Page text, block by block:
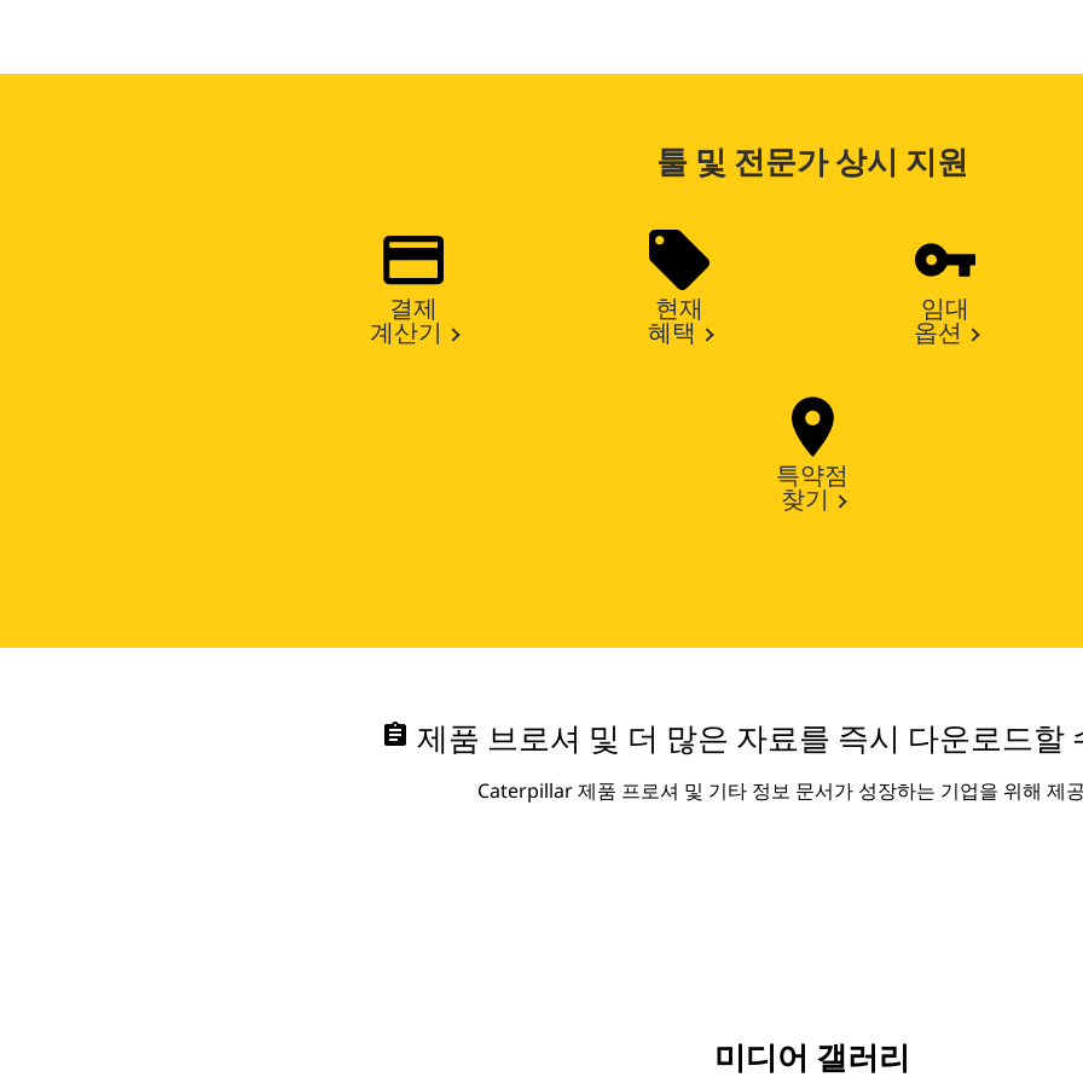
툴 및 전문가 상시 지원
결제
계산기
현재
혜택
임대
옵션
특약점
찾기
assignment 제품 브로셔 및 더 많은 자료를 즉시 다운로드할
Caterpillar 제품 프로셔 및 기타 정보 문서가 성장하는 기업을 위해 제
미디어 갤러리